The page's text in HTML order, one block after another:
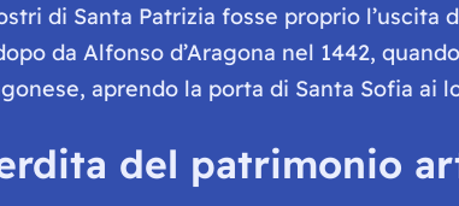
di Santa Patrizia fosse proprio
da Alfonso d’Aragona nel 1442,
aprendo la porta di Santa Sofia ai
del patrimonio